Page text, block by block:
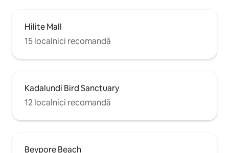
Hilite Mall
15 localnici recomandă
Kadalundi Bird Sanctuary
12 localnici recomandă
Beypore Beach